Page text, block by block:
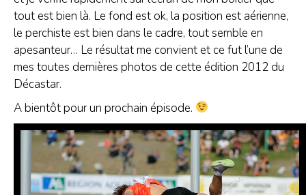
tout est bien là. Le fond est ok, la position est aérienne,
le perchiste est bien dans le cadre, tout semble en
apesanteur… Le résultat me convient et ce fut l’une de
mes toutes dernières photos de cette édition 2012 du
Décastar.
A bientôt pour un prochain épisode.